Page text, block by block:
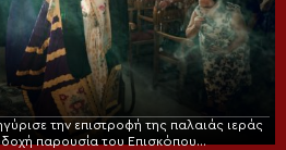
την επιστροφή της παλαιάς ιεράς
παρουσία του Επισκόπου